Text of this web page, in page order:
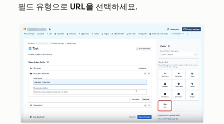
필드 유형으로 URL을 선택하세요.